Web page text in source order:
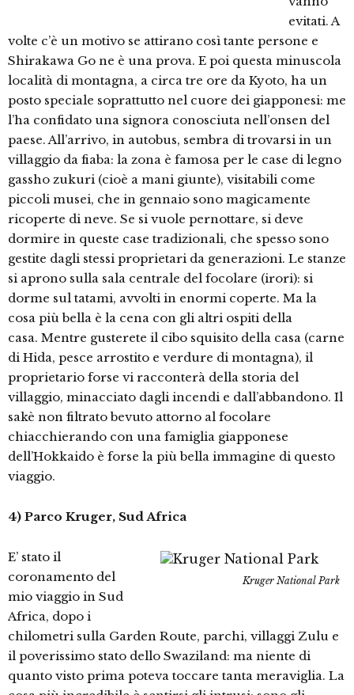
evitati. A
volte c’è un motivo se attirano così tante persone e
Shirakawa Go ne è una prova. E poi questa minuscola
località di montagna, a circa tre ore da Kyoto, ha un
posto speciale soprattutto nel cuore dei giapponesi: me
l’ha confidato una signora conosciuta nell’onsen del
paese. All’arrivo, in autobus, sembra di trovarsi in un
villaggio da fiaba: la zona è famosa per le case di legno
gassho zukuri (cioè a mani giunte), visitabili come
piccoli musei, che in gennaio sono magicamente
ricoperte di neve. Se si vuole pernottare, si deve
dormire in queste case tradizionali, che spesso sono
gestite dagli stessi proprietari da generazioni. Le stanze
si aprono sulla sala centrale del focolare (irori): si
dorme sul tatami, avvolti in enormi coperte. Ma la
cosa più bella è la cena con gli altri ospiti della
casa. Mentre gusterete il cibo squisito della casa (carne
di Hida, pesce arrostito e verdure di montagna), il
proprietario forse vi racconterà della storia del
villaggio, minacciato dagli incendi e dall’abbandono. Il
sakè non filtrato bevuto attorno al focolare
chiacchierando con una famiglia giapponese
dell’Hokkaido è forse la più bella immagine di questo
viaggio.
4) Parco Kruger, Sud Africa
Kruger National Park
E’ stato il
coronamento del
mio viaggio in Sud
Africa, dopo i
chilometri sulla Garden Route, parchi, villaggi Zulu e
il poverissimo stato dello Swaziland: ma niente di
quanto visto prima poteva toccare tanta meraviglia. La